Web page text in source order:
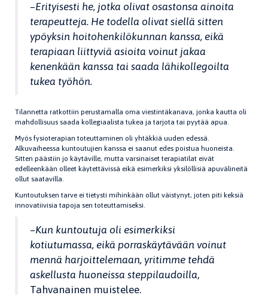
–Erityisesti he, jotka olivat osastonsa ainoita
terapeutteja. He todella olivat siellä sitten
ypöyksin hoitohenkilökunnan kanssa, eikä
terapiaan liittyviä asioita voinut jakaa
kenenkään kanssa tai saada lähikollegoilta
tukea työhön.
Tilannetta ratkottiin perustamalla oma viestintäkanava, jonka kautta oli
mahdollisuus saada kollegiaalista tukea ja tarjota tai pyytää apua.
Myös fysioterapian toteuttaminen oli yhtäkkiä uuden edessä.
Alkuvaiheessa kuntoutujien kanssa ei saanut edes poistua huoneista.
Sitten päästiin jo käytäville, mutta varsinaiset terapiatilat eivät
edelleenkään olleet käytettävissä eikä esimerkiksi yksilöllisiä apuvälineitä
ollut saatavilla.
Kuntoutuksen tarve ei tietysti mihinkään ollut väistynyt, joten piti keksiä
innovatiivisia tapoja sen toteuttamiseksi.
–Kun kuntoutuja oli esimerkiksi
kotiutumassa, eikä porraskäytävään voinut
mennä harjoittelemaan, yritimme tehdä
askellusta huoneissa steppilaudoilla,
Tahvanainen muistelee.